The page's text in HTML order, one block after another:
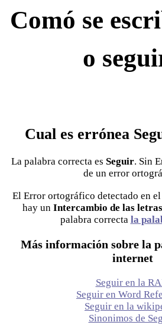
Comó se
o
Cual es errónea
La palabra correcta es Seguir. Sin
de un error
El Error ortográfico detectado en
hay un Intercambio de las
palabra correcta la
Más información sobre la
internet
Seguir en la
Seguir en Word
Seguir en la
Sinonimos de